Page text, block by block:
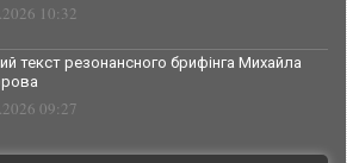
10:32
текст резонансного брифінга Михайла
09:27